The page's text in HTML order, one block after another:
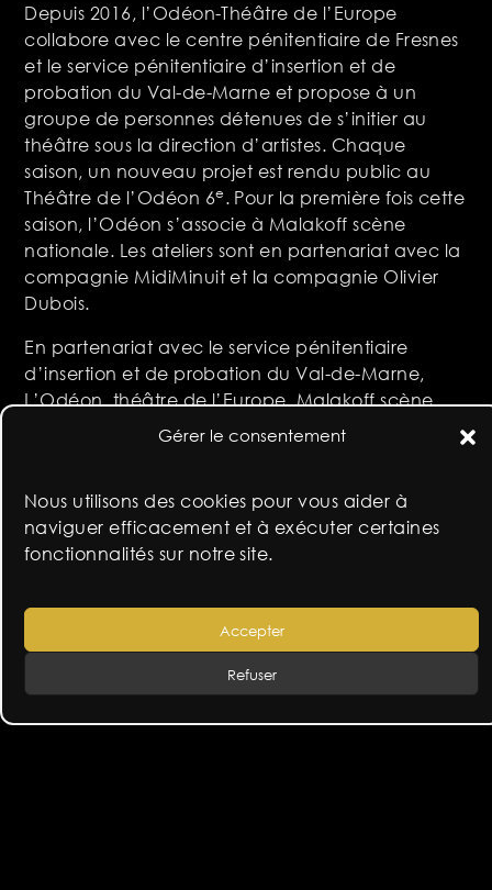
Gérer le consentement
Nous utilisons des cookies pour vous aider à
naviguer efficacement et à exécuter certaines
fonctionnalités sur notre site.
Accepter
Refuser
Depuis 2016, l’Odéon-Théâtre de l’Europe
collabore avec le centre pénitentiaire de Fresnes
et le service pénitentiaire d’insertion et de
probation du Val-de-Marne et propose à un
groupe de personnes détenues de s’initier au
théâtre sous la direction d’artistes. Chaque
saison, un nouveau projet est rendu public au
Théâtre de l’Odéon 6e. Pour la première fois cette
saison, l’Odéon s’associe à Malakoff scène
nationale. Les ateliers sont en partenariat avec la
compagnie MidiMinuit et la compagnie Olivier
Dubois.
En partenariat avec le service pénitentiaire
d’insertion et de probation du Val-de-Marne,
L’Odéon, théâtre de l’Europe, Malakoff scène
nationale et la compagnie MidiMinuit
de la Fondation de France
en savoir +
navigation